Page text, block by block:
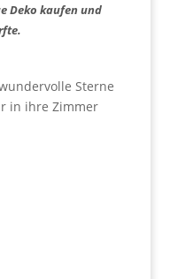
Deko kaufen und
Sterne
in ihre Zimmer